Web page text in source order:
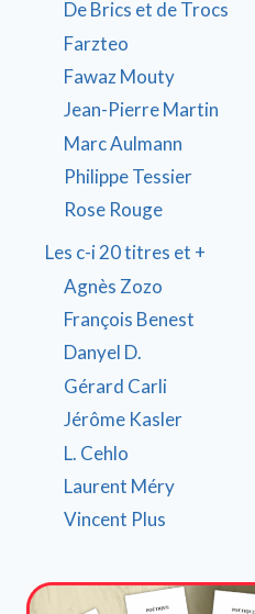
De Brics et de Trocs
Farzteo
Fawaz Mouty
Jean-Pierre Martin
Marc Aulmann
Philippe Tessier
Rose Rouge
Les c-i 20 titres et +
Agnès Zozo
François Benest
Danyel D.
Gérard Carli
Jérôme Kasler
L. Cehlo
Laurent Méry
Vincent Plus